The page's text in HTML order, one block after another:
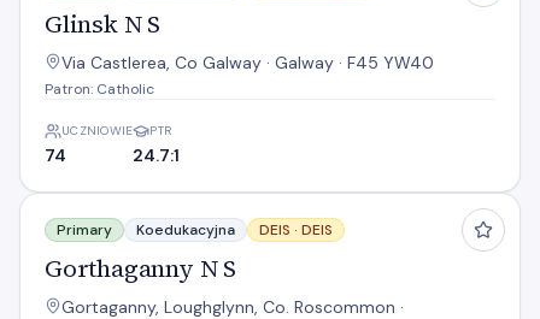
Glinsk N S
Via Castlerea, Co Galway · Galway · F45 YW40
Patron: Catholic
UCZNIOWIE
74
PTR
24.7:1
Gorthaganny N S
Primary Koedukacyjna DEIS · DEIS
Gorthaganny N S
Gortaganny, Loughglynn, Co. Roscommon ·